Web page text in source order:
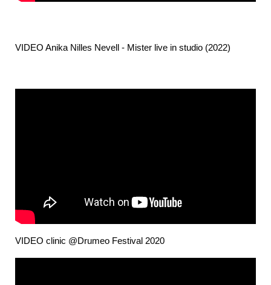
VIDEO Anika Nilles Nevell - Mister live in studio (2022)
VIDEO clinic @Drumeo Festival 2020